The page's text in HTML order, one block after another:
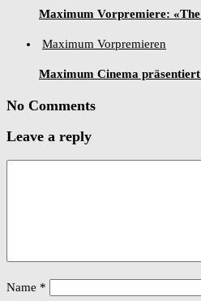
Maximum Vorpremiere:
Maximum Vorpremieren
Maximum Cinema
No Comments
Leave a reply
Name *